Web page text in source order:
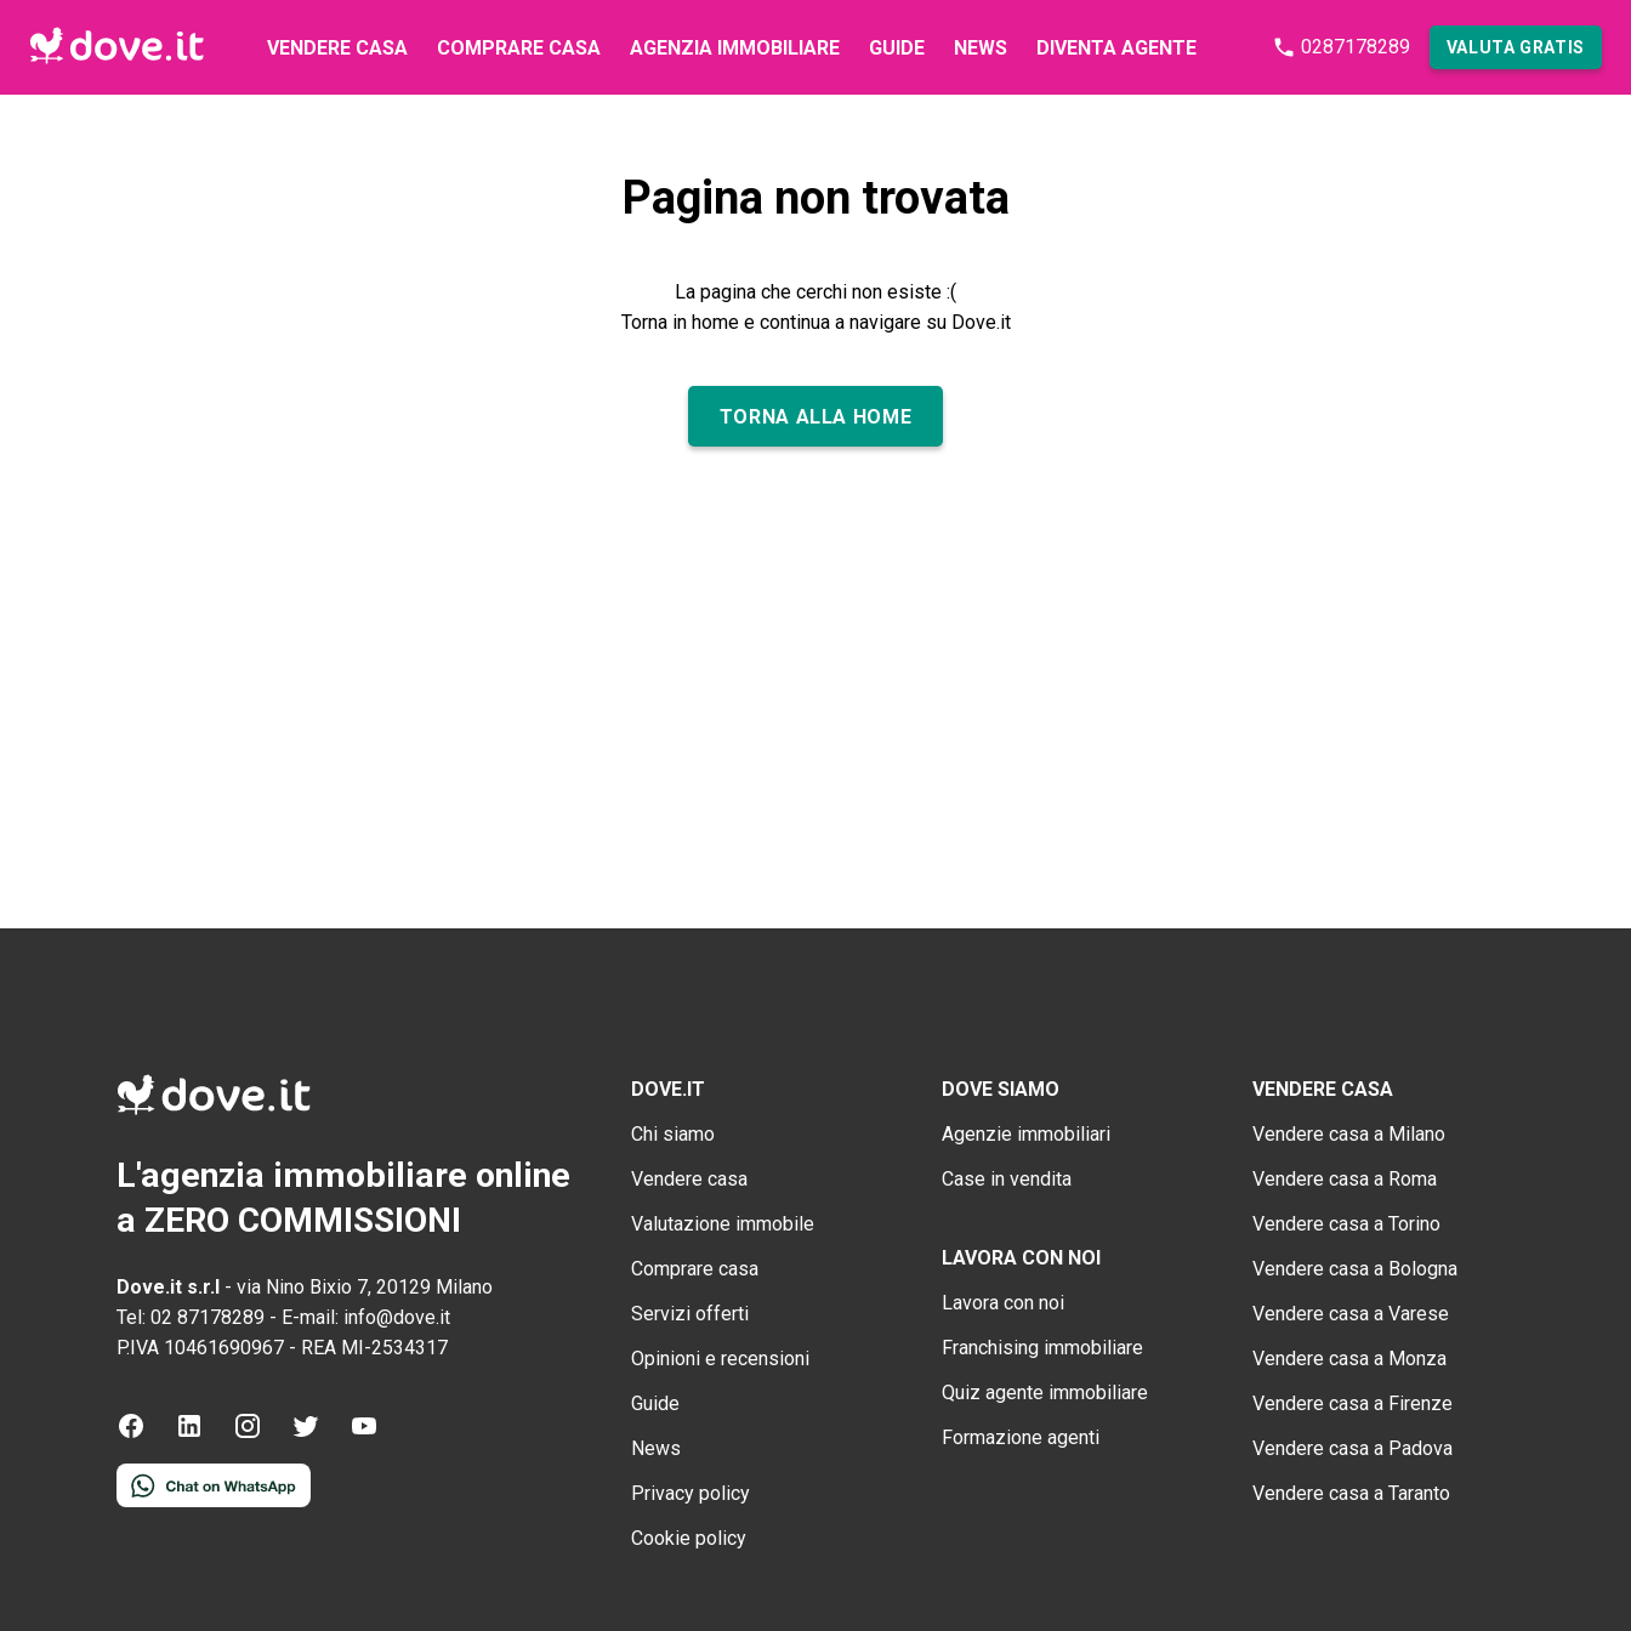
VENDERE CASA COMPRARE CASA AGENZIA IMMOBILIARE GUIDE NEWS DIVENTA AGENTE 0287178289 VALUTA GRATIS
Pagina non trovata
La pagina che cerchi non esiste :(
Torna in home e continua a navigare su Dove.it
TORNA ALLA HOME
L'agenzia immobiliare online
a ZERO COMMISSIONI
Dove.it s.r.l - via Nino Bixio 7, 20129 Milano
Tel: 02 87178289 - E-mail: info@dove.it
P.IVA 10461690967 - REA MI-2534317
DOVE.IT
Chi siamo
Vendere casa
Valutazione immobile
Comprare casa
Servizi offerti
Opinioni e recensioni
Guide
News
Privacy policy
Cookie policy
DOVE SIAMO
Agenzie immobiliari
Case in vendita
LAVORA CON NOI
Lavora con noi
Franchising immobiliare
Quiz agente immobiliare
Formazione agenti
VENDERE CASA
Vendere casa a Milano
Vendere casa a Roma
Vendere casa a Torino
Vendere casa a Bologna
Vendere casa a Varese
Vendere casa a Monza
Vendere casa a Firenze
Vendere casa a Padova
Vendere casa a Taranto